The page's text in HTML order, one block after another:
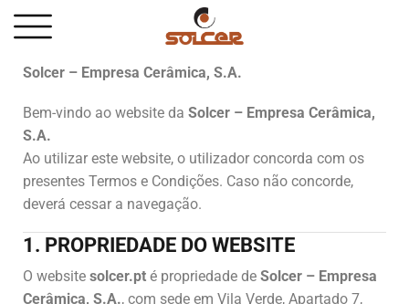
Solcer – Empresa Cerâmica, S.A.
Bem-vindo ao website da Solcer – Empresa Cerâmica,
S.A.
Ao utilizar este website, o utilizador concorda com os
presentes Termos e Condições. Caso não concorde,
deverá cessar a navegação.
1. PROPRIEDADE DO WEBSITE
O website solcer.pt é propriedade de Solcer – Empresa
Cerâmica, S.A., com sede em Vila Verde, Apartado 7,